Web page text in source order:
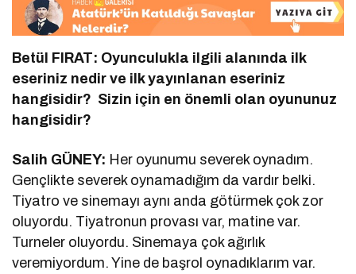
Betül FIRAT: Oyunculukla ilgili alanında ilk
eseriniz nedir ve ilk yayınlanan eseriniz
hangisidir? Sizin için en önemli olan oyununuz
hangisidir?
Salih GÜNEY: Her oyunumu severek oynadım.
Gençlikte severek oynamadığım da vardır belki.
Tiyatro ve sinemayı aynı anda götürmek çok zor
oluyordu. Tiyatronun provası var, matine var.
Turneler oluyordu. Sinemaya çok ağırlık
veremiyordum. Yine de başrol oynadıklarım var.